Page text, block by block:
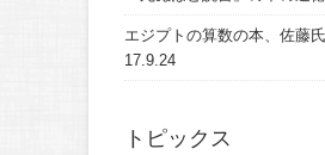
エジプトの算数の本、佐藤
17.9.24
トピックス